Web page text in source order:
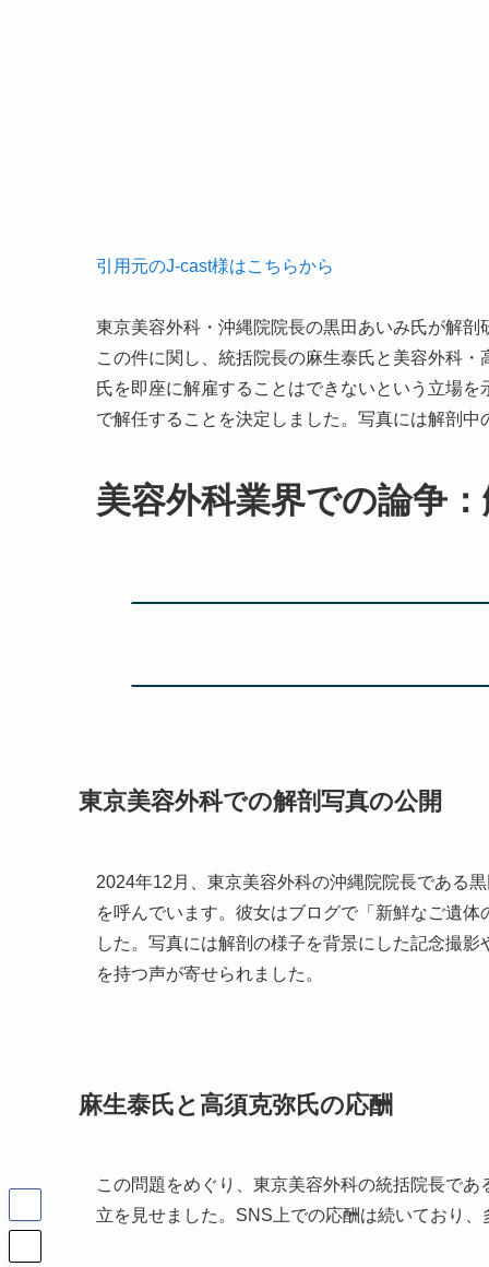
引用元のJ-cast様はこちらから
東京美容外科・沖縄院院長の黒田あいみ氏が解
この件に関し、統括院長の麻生泰氏と美容外科
氏を即座に解雇することはできないという立場
で解任することを決定しました。写真には解剖
美容外科業界での論争
東京美容外科での解剖写真の公開
2024年12月、東京美容外科の沖縄院院長である
を呼んでいます。彼女はブログで「新鮮なご遺
した。写真には解剖の様子を背景にした記念撮
を持つ声が寄せられました。
麻生泰氏と高須克弥氏の応酬
この問題をめぐり、東京美容外科の統括院長で
立を見せました。SNS上での応酬は続いており